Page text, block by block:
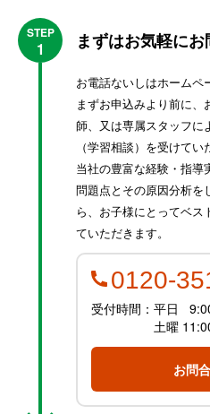
STEP
1 まずはお気軽に
お電話ないしはホームペ
まずお申込みより前に
師、又は専属スタッフに
（学習相談）を受けて
当社の豊富な経験・指導
問題点とその原因分析を
ら、お子様にとってベ
ていただきます。
0120-
受付時間：平日
土曜
お問